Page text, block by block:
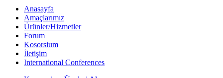
Anasayfa
Amaçlarımız
Ürünler/Hizmetler
Forum
Kosorsium
İletişim
International Conferences